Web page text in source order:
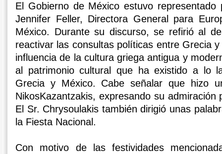
El Gobierno de México estuvo representado
Jennifer Feller, Directora General para
México. Durante su discurso, se refirió al
reactivar las consultas políticas entre Grecia
influencia de la cultura griega antigua y
al patrimonio cultural que ha existido a lo
Grecia y México. Cabe señalar que hizo
NikosKazantzakis, expresando su admiración
El Sr. Chrysoulakis también dirigió unas
la Fiesta Nacional.
Con motivo de las festividades